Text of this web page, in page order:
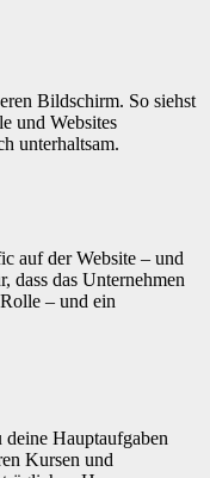
Bildschirm. So siehst
und Websites
unterhaltsam.
auf der Website – und
dass das Unternehmen
– und ein
deine Hauptaufgaben
Kursen und